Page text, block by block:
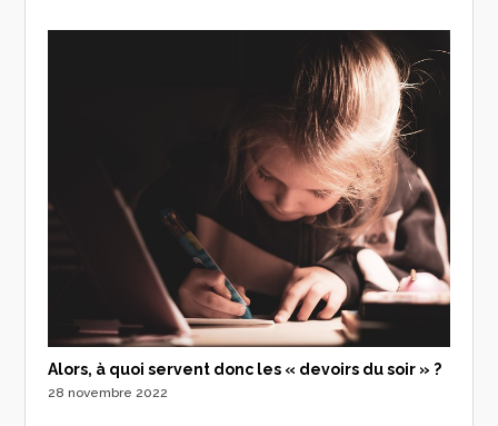
Alors, à quoi servent donc les « devoirs du soir » ?
28 novembre 2022